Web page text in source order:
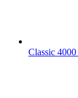
Classic 4000